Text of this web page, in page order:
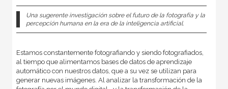
Una sugerente investigación sobre el futuro de la fotografía y la
percepción humana en la era de la inteligencia artificial.
Estamos constantemente fotografiando y siendo fotografiados,
al tiempo que alimentamos bases de datos de aprendizaje
automático con nuestros datos, que a su vez se utilizan para
generar nuevas imágenes. Al analizar la transformación de la